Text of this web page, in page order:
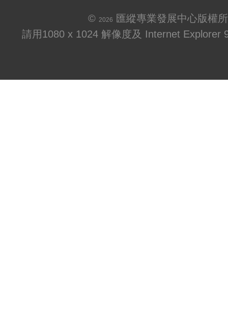
© 2026
匯縱專業發展中心版權
請用1080 x 1024 解像度及 Internet Explorer